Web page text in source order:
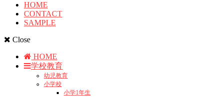
HOME
CONTACT
SAMPLE
Close
HOME
学校教育
幼児教育
小学校
小学1年生